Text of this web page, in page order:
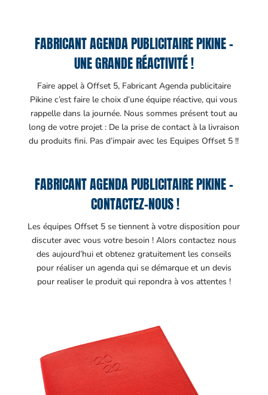
FABRICANT AGENDA PUBLICITAIRE PIKINE –
UNE GRANDE RÉACTIVITÉ !
Faire appel à Offset 5, Fabricant Agenda publicitaire
Pikine c’est faire le choix d’une équipe réactive, qui vous
rappelle dans la journée. Nous sommes présent tout au
long de votre projet : De la prise de contact à la livraison
du produits fini. Pas d’impair avec les Equipes Offset 5 !!
FABRICANT AGENDA PUBLICITAIRE PIKINE –
CONTACTEZ-NOUS !
Les équipes Offset 5 se tiennent à votre disposition pour
discuter avec vous votre besoin ! Alors contactez nous
des aujourd’hui et obtenez gratuitement les conseils
pour réaliser un agenda qui se démarque et un devis
pour realiser le produit qui repondra à vos attentes !